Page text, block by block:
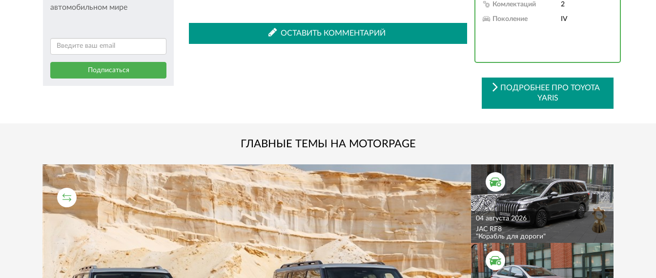
ВКонтакте
Одноклассниках
ОСТАВИТЬ КОММЕНТАРИЙ
автомобильном мире
Комлектаций 2
Поколение IV
ПОДРОБНЕЕ ПРО TOYOTA
YARIS
ГЛАВНЫЕ ТЕМЫ НА MOTORPAGE
СРАВНИТЕЛЬНЫЙ ТЕСТ
ТЕСТ ДРАЙВ
04 августа 2026
JAC RF8
"Корабль для дороги"
ТЕСТ ДРАЙВ